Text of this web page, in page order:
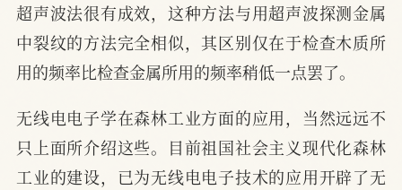
超声波法很有成效，这种方法与用超声波探测金属
中裂纹的方法完全相似，其区别仅在于检查木质所
用的频率比检查金属所用的频率稍低一点罢了。
无线电电子学在森林工业方面的应用，当然远远不
只上面所介绍这些。目前祖国社会主义现代化森林
工业的建设，已为无线电电子技术的应用开辟了无